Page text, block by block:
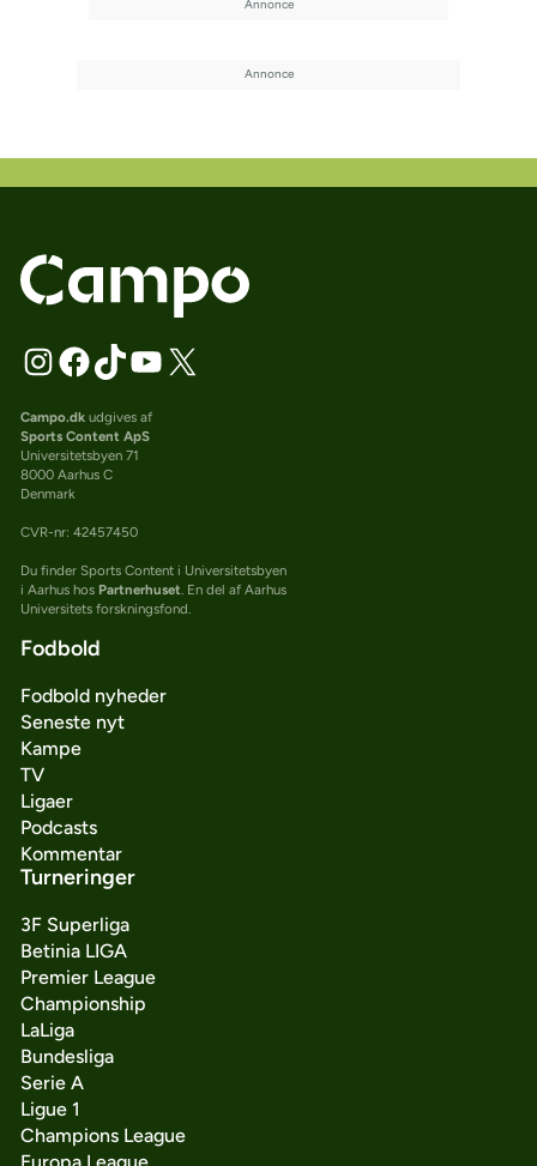
Campo.dkudgives af
Sports Content ApS
Universitetsbyen 71
8000 Aarhus C
Denmark
CVR-nr: 42457450
Du finder Sports Content i Universitetsbyen
i Aarhus hos Partnerhuset . En del af Aarhus
Universitets forskningsfond.
Fodbold
Fodbold nyheder
Seneste nyt
Kampe
TV
Ligaer
Podcasts
Kommentar
Turneringer
3F Superliga
Betinia LIGA
Premier League
Championship
LaLiga
Bundesliga
Serie A
Ligue 1
Champions League